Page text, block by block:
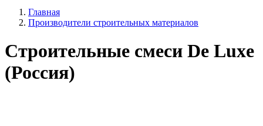
Главная
Производители строительных материалов
Строительные смеси De Luxe
(Россия)